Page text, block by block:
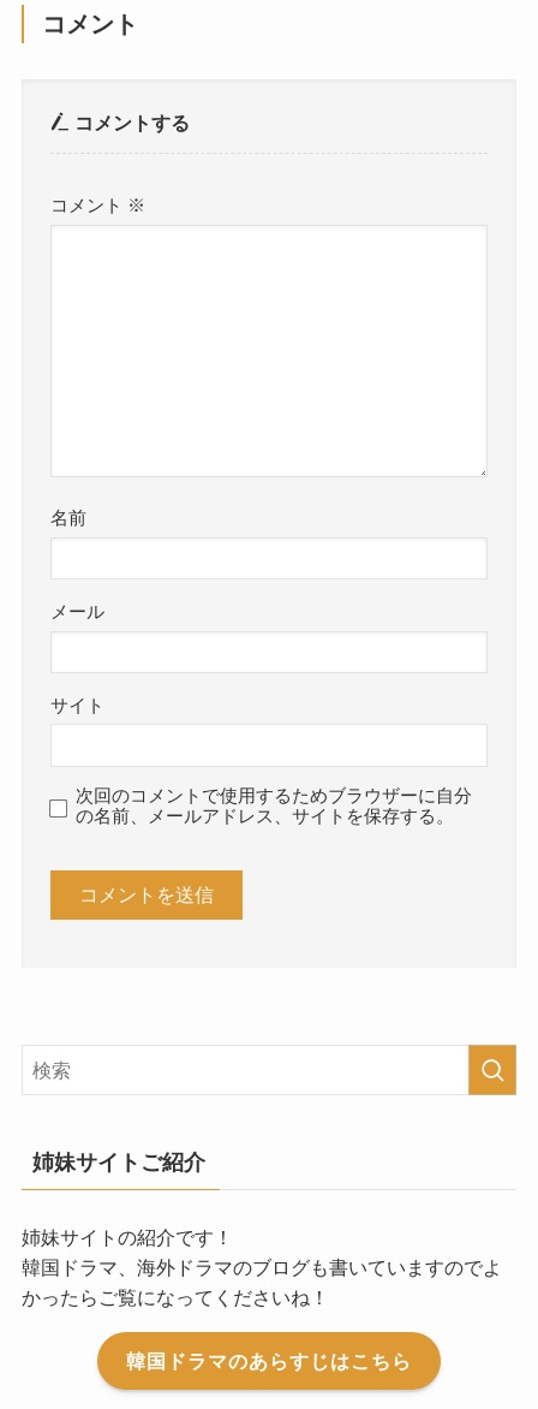
コメント
コメントする
コメント ※
名前
メール
サイト
次回のコメントで使用するためブラウザーに自分
の名前、メールアドレス、サイトを保存する。
姉妹サイトご紹介
姉妹サイトの紹介です！
韓国ドラマ、海外ドラマのブログも書いていますのでよ
かったらご覧になってくださいね！
韓国ドラマのあらすじはこちら